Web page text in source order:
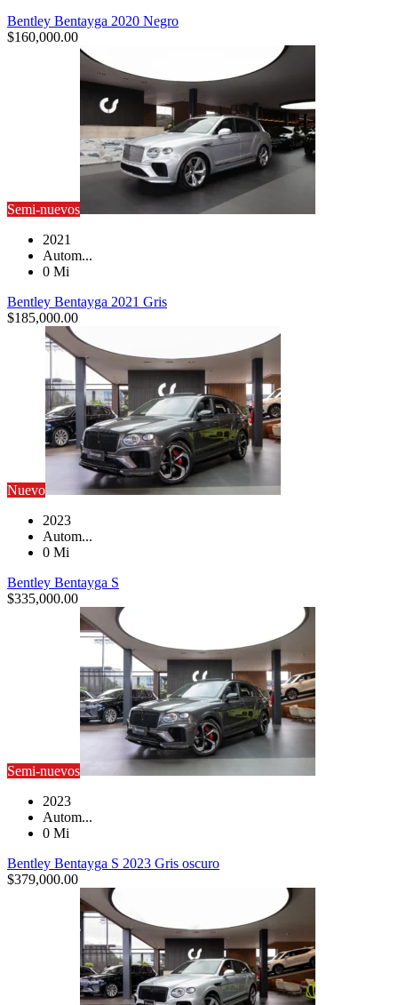
Bentley Bentayga 2020 Negro
$160,000.00
Semi-nuevos
2021
Autom...
0 Mi
Bentley Bentayga 2021 Gris
$185,000.00
Nuevo
2023
Autom...
0 Mi
Bentley Bentayga S
$335,000.00
Semi-nuevos
2023
Autom...
0 Mi
Bentley Bentayga S 2023 Gris oscuro
$379,000.00